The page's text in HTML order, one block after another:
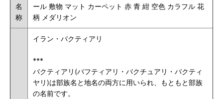
名
称
ール 敷物 マット カーペット 赤 青 紺 空色 カラフル 花
柄 メダリオン
イラン・バクティアリ
***
バクティアリ(バフティアリ・バクチュアリ・バクティ
ヤリ)は部族名と地名の両方に用いられ、もともと部族
の名前です。